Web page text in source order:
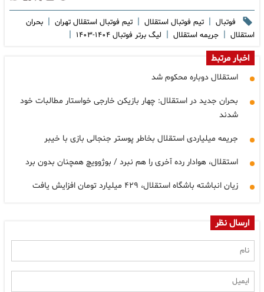
فوتبال | تیم فوتبال استقلال | تیم فوتبال استقلال تهران | بحران
استقلال | جریمه استقلال | لیگ برتر فوتبال ۱۴۰۴-۱۴۰۳ |
اخبار مرتبط
استقلال دوباره محکوم شد
بحران جدید در استقلال: چهار بازیکن خارجی خواستار مطالبات خود
شدند
جریمه میلیاردی استقلال بخاطر پوستر جنجالی بازی با خیبر
استقلال، هوادار رده آخری را هم نبرد / بوژوویچ همچنان بدون برد
زیان انباشته باشگاه استقلال، ۴۲۹ میلیارد تومان افزایش یافت
ارسال نظر